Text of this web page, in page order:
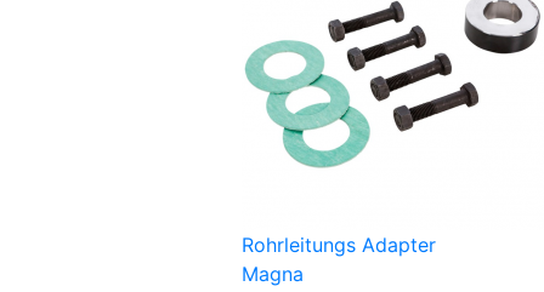
Rohrleitungs Adapter
Magna